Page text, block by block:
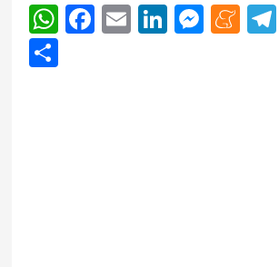
WhatsApp
Facebook
EmailLinkedIn
Share